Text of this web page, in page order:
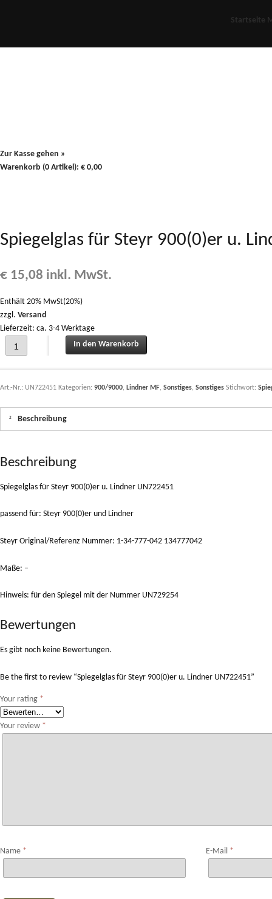
Startseite
Zur Kasse gehen »
Warenkorb (0 Artikel): € 0,00
Spiegelglas für Steyr 900(0)er u.
€ 15,08 inkl. MwSt.
Enthält 20% MwSt(20%)
zzgl. Versand
Lieferzeit: ca. 3-4 Werktage
Spiegelglas für Steyr 900(0)er u. Lindner UN722451 quantity
In den Warenkorb
Art.-Nr.: UN722451 Kategorien: 900/9000, Lindner MF, Sonstiges, Sonstiges Stichwort:
Beschreibung
Beschreibung
Spiegelglas für Steyr 900(0)er u. Lindner UN722451
passend für: Steyr 900(0)er und Lindner
Steyr Original/Referenz Nummer: 1-34-777-042 134777042
Maße: –
Hinweis: für den Spiegel mit der Nummer UN729254
Bewertungen
Es gibt noch keine Bewertungen.
Be the first to review “Spiegelglas für Steyr 900(0)er u. Lindner UN722451”
Your rating *
Your review *
Name * E-Mail *